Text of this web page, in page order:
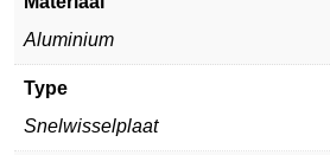
Aluminium
Type
Snelwisselplaat